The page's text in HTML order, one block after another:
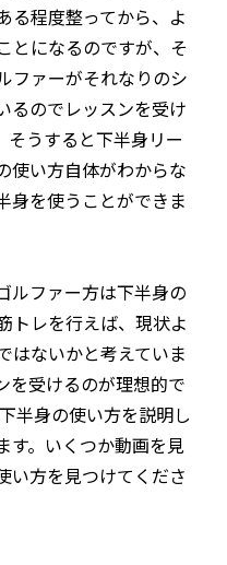
る程度整ってから、よ
とになるのですが、そ
ファーがそれなりのシ
るのでレッスンを受け
そうすると下半身リー
使い方自体がわからな
身を使うことができま
ルファー方は下半身の
トレを行えば、現状よ
はないかと考えていま
を受けるのが理想的で
半身の使い方を説明し
す。いくつか動画を見
い方を見つけてくださ